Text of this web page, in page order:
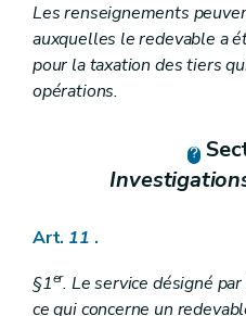
Les renseignements
auxquelles le redevable a
pour la taxation des tiers
opérations.
Art. 11 .
§1er. Le service désigné
ce qui concerne un